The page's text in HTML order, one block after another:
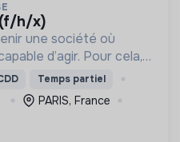
(f/h/x)
une société où
d’agir. Pour cela,
et des lieux
adaptés à tous.
Temps partiel
PARIS, France